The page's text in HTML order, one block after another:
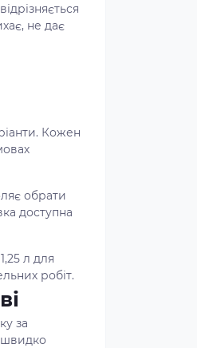
не дає
Кожен
обрати
доступна
л для
робіт.
за
швидко